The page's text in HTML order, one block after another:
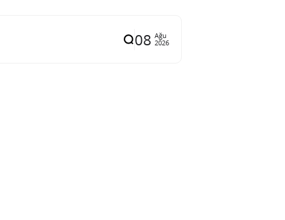
08 Ağu
2026